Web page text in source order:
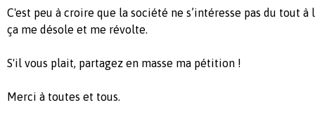
C'est peu à croire que la société ne s’intéresse pas du tout
ça me désole et me révolte.
S'il vous plait, partagez en masse ma pétition !
Merci à toutes et tous.